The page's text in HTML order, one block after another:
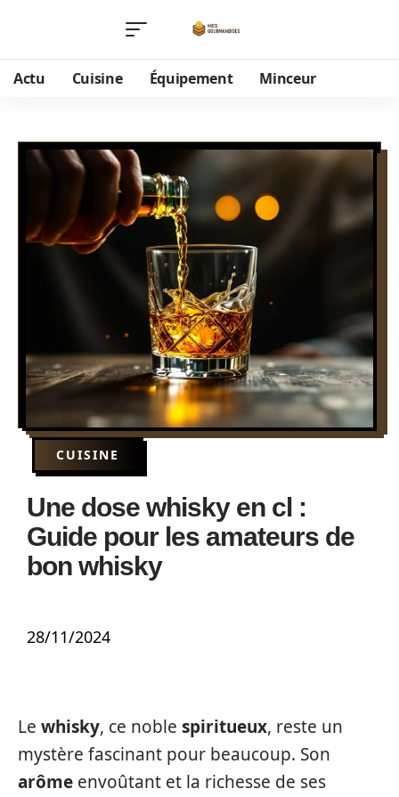
Actu Cuisine Équipement Minceur
CUISINE
Une dose whisky en cl :
Guide pour les amateurs de
bon whisky
28/11/2024
Le whisky, ce noble spiritueux, reste un
mystère fascinant pour beaucoup. Son
arôme envoûtant et la richesse de ses